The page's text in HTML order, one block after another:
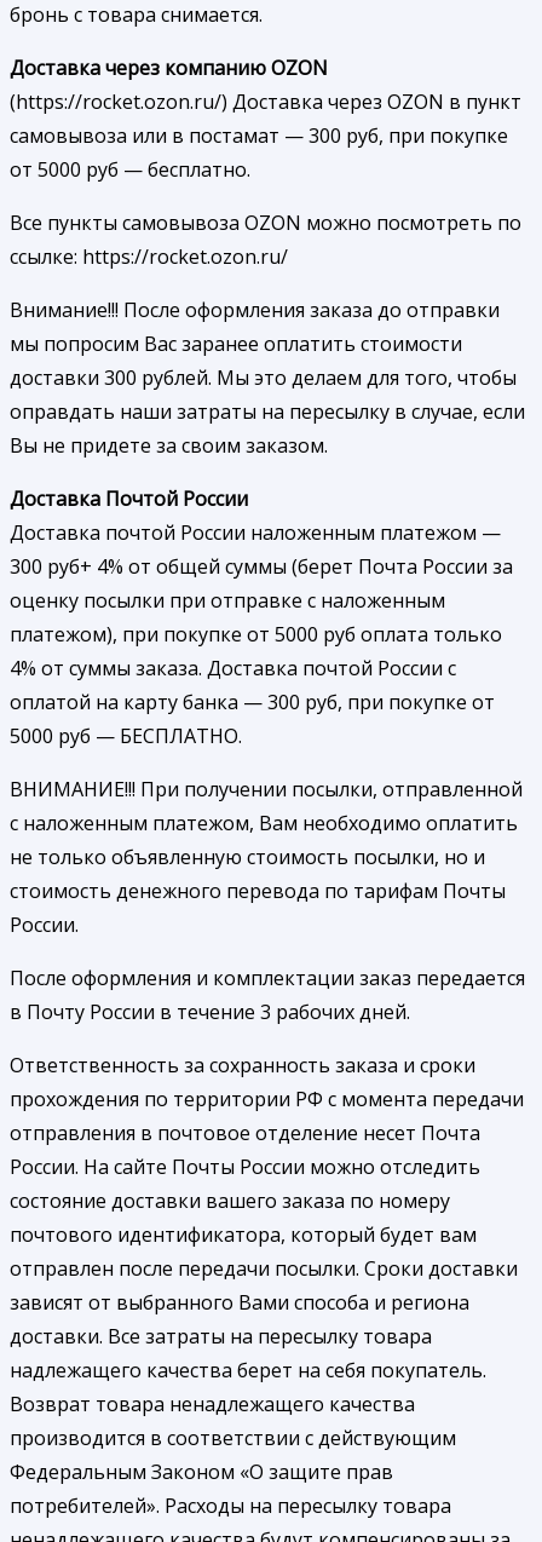
бронь с товара снимается.
Доставка через компанию OZON
(https://rocket.ozon.ru/) Доставка через OZON в пункт
самовывоза или в постамат — 300 руб, при покупке
от 5000 руб — бесплатно.
Все пункты самовывоза OZON можно посмотреть по
ссылке: https://rocket.ozon.ru/
Внимание!!! После оформления заказа до отправки
мы попросим Вас заранее оплатить стоимости
доставки 300 рублей. Мы это делаем для того, чтобы
оправдать наши затраты на пересылку в случае, если
Вы не придете за своим заказом.
Доставка Почтой России
Доставка почтой России наложенным платежом —
300 руб+ 4% от общей суммы (берет Почта России за
оценку посылки при отправке с наложенным
платежом), при покупке от 5000 руб оплата только
4% от суммы заказа. Доставка почтой России с
оплатой на карту банка — 300 руб, при покупке от
5000 руб — БЕСПЛАТНО.
ВНИМАНИЕ!!! При получении посылки, отправленной
с наложенным платежом, Вам необходимо оплатить
не только объявленную стоимость посылки, но и
стоимость денежного перевода по тарифам Почты
России.
После оформления и комплектации заказ передается
в Почту России в течение 3 рабочих дней.
Ответственность за сохранность заказа и сроки
прохождения по территории РФ с момента передачи
отправления в почтовое отделение несет Почта
России. На сайте Почты России можно отследить
состояние доставки вашего заказа по номеру
почтового идентификатора, который будет вам
отправлен после передачи посылки. Сроки доставки
зависят от выбранного Вами способа и региона
доставки. Все затраты на пересылку товара
надлежащего качества берет на себя покупатель.
Возврат товара ненадлежащего качества
производится в соответствии с действующим
Федеральным Законом «О защите прав
потребителей». Расходы на пересылку товара